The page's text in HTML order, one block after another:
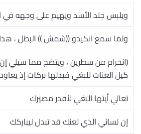
ويلبس جلد الأسد ويهيم على وجهه في
ولما سمع انكيدو ((شمش )) البطل ،
(انخرام من سطرين ، ويتضح مما سيلي
كيل العنات للبغي فبدلها بركات إذ
تعالي أيتها البغي لأقدر مصيرك
إن لساني الذي لعنك قد تبدل ليباركك